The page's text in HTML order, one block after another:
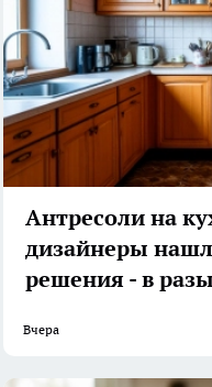
Антресоли на
дизайнеры
решения - в
Вчера